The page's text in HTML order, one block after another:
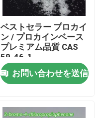
ベストセラー プロカイ
ン / プロカインベース
プレミアム品質 CAS
59-46-1
お問い合わせを送信